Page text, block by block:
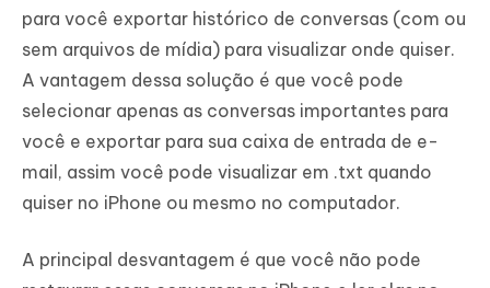
para você exportar histórico de conversas (com ou
sem arquivos de mídia) para visualizar onde quiser.
A vantagem dessa solução é que você pode
selecionar apenas as conversas importantes para
você e exportar para sua caixa de entrada de e-
mail, assim você pode visualizar em .txt quando
quiser no iPhone ou mesmo no computador.
A principal desvantagem é que você não pode